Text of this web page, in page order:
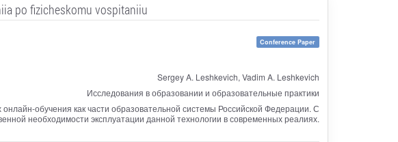
po fizicheskomu vospitaniiu
Conference Paper
Sergey A. Leshkevich, Vadim A. Leshkevich
Исследования в образовании и образовательные практики
обучения как части образовательной системы Российской Федерации. С
необходимости эксплуатации данной технологии в современных реалиях.